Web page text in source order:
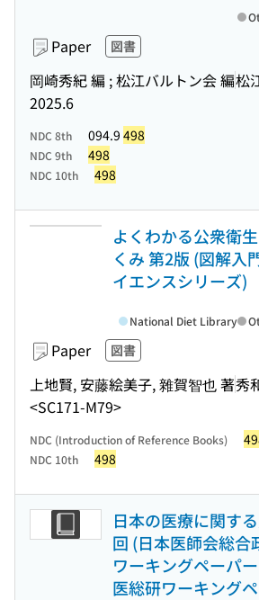
Paper 図書
岡崎秀紀 編 ; 松江バルトン会 編松
2025.6
NDC 8th 094.9 498
NDC 9th 498
NDC 10th 498
よくわかる公衆衛
くみ 第2版 (図解入
イエンスシリーズ)
Paper 図書
上地賢, 安藤絵美子, 雜賀智也 著秀
<SC171-M79>
National Diet Library
NDC (Introduction of Reference Books)
NDC 10th 498
日本の医療に関す
回 (日本医師会総合
ワーキングペーパ
医総研ワーキング